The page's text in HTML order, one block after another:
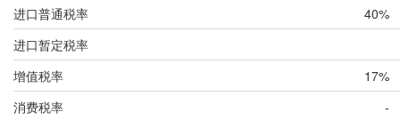
进口普通税率
40%
进口暂定税率
增值税率
17%
消费税率
-